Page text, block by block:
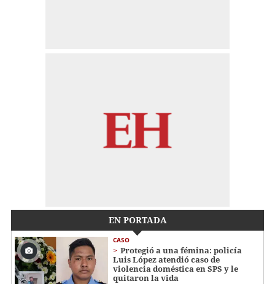
EN PORTADA
CASO
Protegió a una fémina: policía
Luis López atendió caso de
violencia doméstica en SPS y le
quitaron la vida